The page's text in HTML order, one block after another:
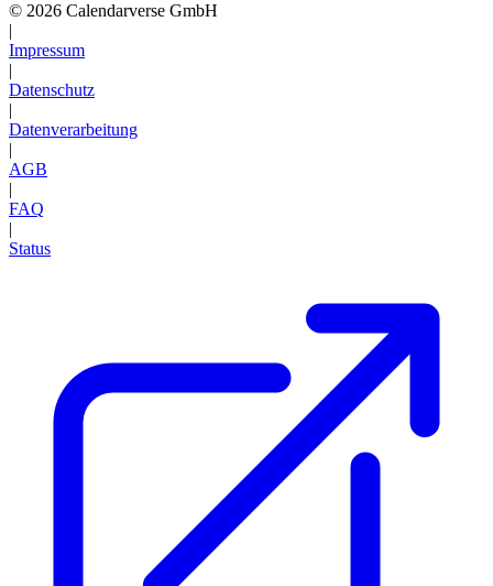
© 2026 Calendarverse GmbH
|
Impressum
|
Datenschutz
|
Datenverarbeitung
|
AGB
|
FAQ
|
Status